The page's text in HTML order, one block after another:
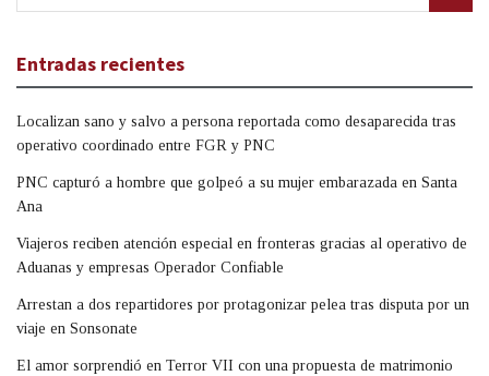
Entradas recientes
Localizan sano y salvo a persona reportada como desaparecida tras
operativo coordinado entre FGR y PNC
PNC capturó a hombre que golpeó a su mujer embarazada en Santa
Ana
Viajeros reciben atención especial en fronteras gracias al operativo de
Aduanas y empresas Operador Confiable
Arrestan a dos repartidores por protagonizar pelea tras disputa por un
viaje en Sonsonate
El amor sorprendió en Terror VII con una propuesta de matrimonio